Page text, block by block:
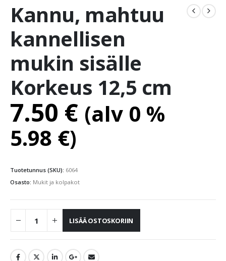
Kannu, mahtuu
kannellisen
mukin sisälle
Korkeus 12,5 cm
7.50 € (alv 0 %
5.98 €)
Tuotetunnus (SKU): 6064
Osasto: Mukit ja kolpakot
LISÄÄ OSTOSKORIIN